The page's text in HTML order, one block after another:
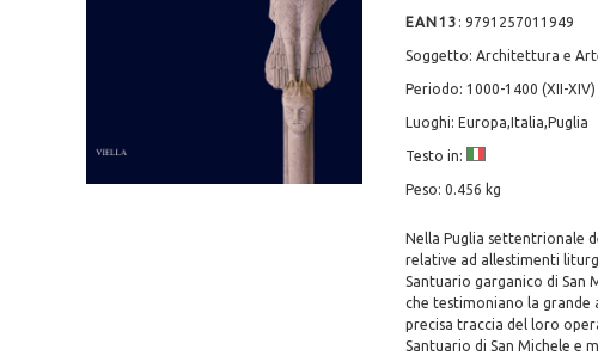
EAN13 : 9791257011949
Soggetto: Architettura e
Periodo: 1000-1400 (XII-
Luoghi: Europa,Italia,Puglia
Testo in:
Peso: 0.456 kg
Nella Puglia settentrionale
relative ad allestimenti
Santuario garganico di San
che testimoniano la grande
precisa traccia del loro
Santuario di San Michele e